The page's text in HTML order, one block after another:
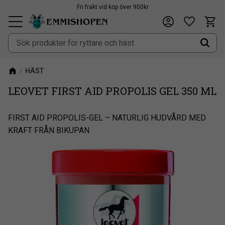
Meny
Fri frakt vid köp över 900kr
HÄST
LEOVET FIRST AID PROPOLIS GEL 350 ML
FIRST AID PROPOLIS-GEL – NATURLIG HUDVÅRD MED
KRAFT FRÅN BIKUPAN